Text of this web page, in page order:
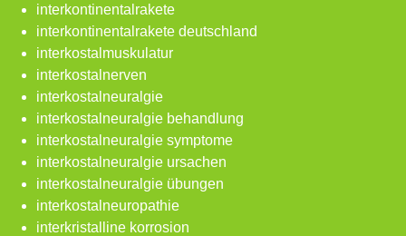
interkontinentalrakete
interkontinentalrakete deutschland
interkostalmuskulatur
interkostalnerven
interkostalneuralgie
interkostalneuralgie behandlung
interkostalneuralgie symptome
interkostalneuralgie ursachen
interkostalneuralgie übungen
interkostalneuropathie
interkristalline korrosion